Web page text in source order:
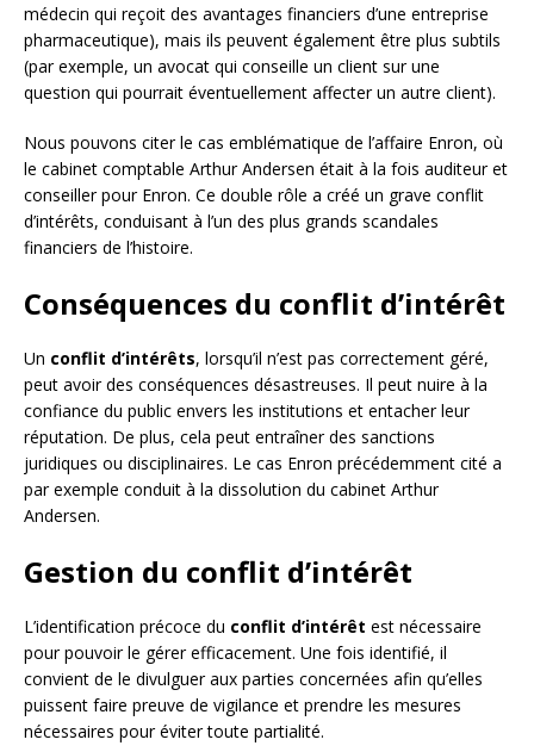
médecin qui reçoit des avantages financiers d’une entreprise
pharmaceutique), mais ils peuvent également être plus subtils
(par exemple, un avocat qui conseille un client sur une
question qui pourrait éventuellement affecter un autre client).
Nous pouvons citer le cas emblématique de l’affaire Enron, où
le cabinet comptable Arthur Andersen était à la fois auditeur et
conseiller pour Enron. Ce double rôle a créé un grave conflit
d’intérêts, conduisant à l’un des plus grands scandales
financiers de l’histoire.
Conséquences du conflit d’intérêt
Un conflit d’intérêts, lorsqu’il n’est pas correctement géré,
peut avoir des conséquences désastreuses. Il peut nuire à la
confiance du public envers les institutions et entacher leur
réputation. De plus, cela peut entraîner des sanctions
juridiques ou disciplinaires. Le cas Enron précédemment cité a
par exemple conduit à la dissolution du cabinet Arthur
Andersen.
Gestion du conflit d’intérêt
L’identification précoce du conflit d’intérêt est nécessaire
pour pouvoir le gérer efficacement. Une fois identifié, il
convient de le divulguer aux parties concernées afin qu’elles
puissent faire preuve de vigilance et prendre les mesures
nécessaires pour éviter toute partialité.